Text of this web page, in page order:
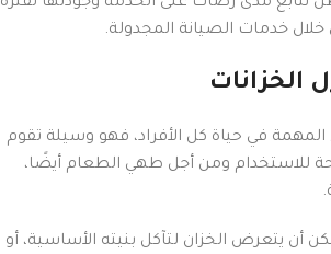
خدمات الصيانة المجدولة.
الخزانات
المهمة في حياة كل الأفراد، فهو وسيلة تقوم
للاستخدام ومن أجل طهي الطعام أيضًا،
أن يتعرض الخزان لتآكل بنيته الأساسية، أو